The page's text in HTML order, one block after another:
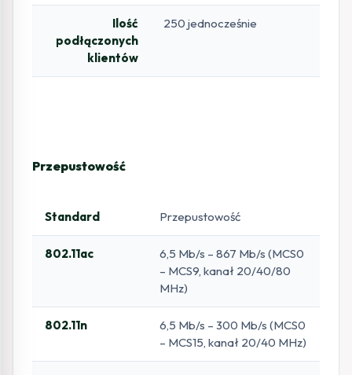
Ilość
podłączonych
klientów
250 jednocześnie
Przepustowość
Standard Przepustowość
802.11ac
6,5 Mb/s – 867 Mb/s (MCS0
– MCS9, kanał 20/40/80
MHz)
802.11n
6,5 Mb/s – 300 Mb/s (MCS0
– MCS15, kanał 20/40 MHz)